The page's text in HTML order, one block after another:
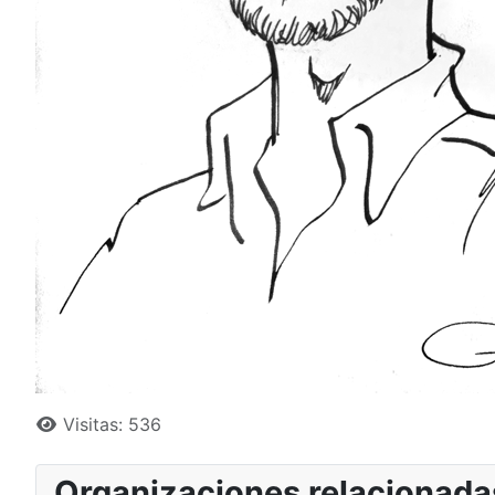
Detalles
Visitas: 536